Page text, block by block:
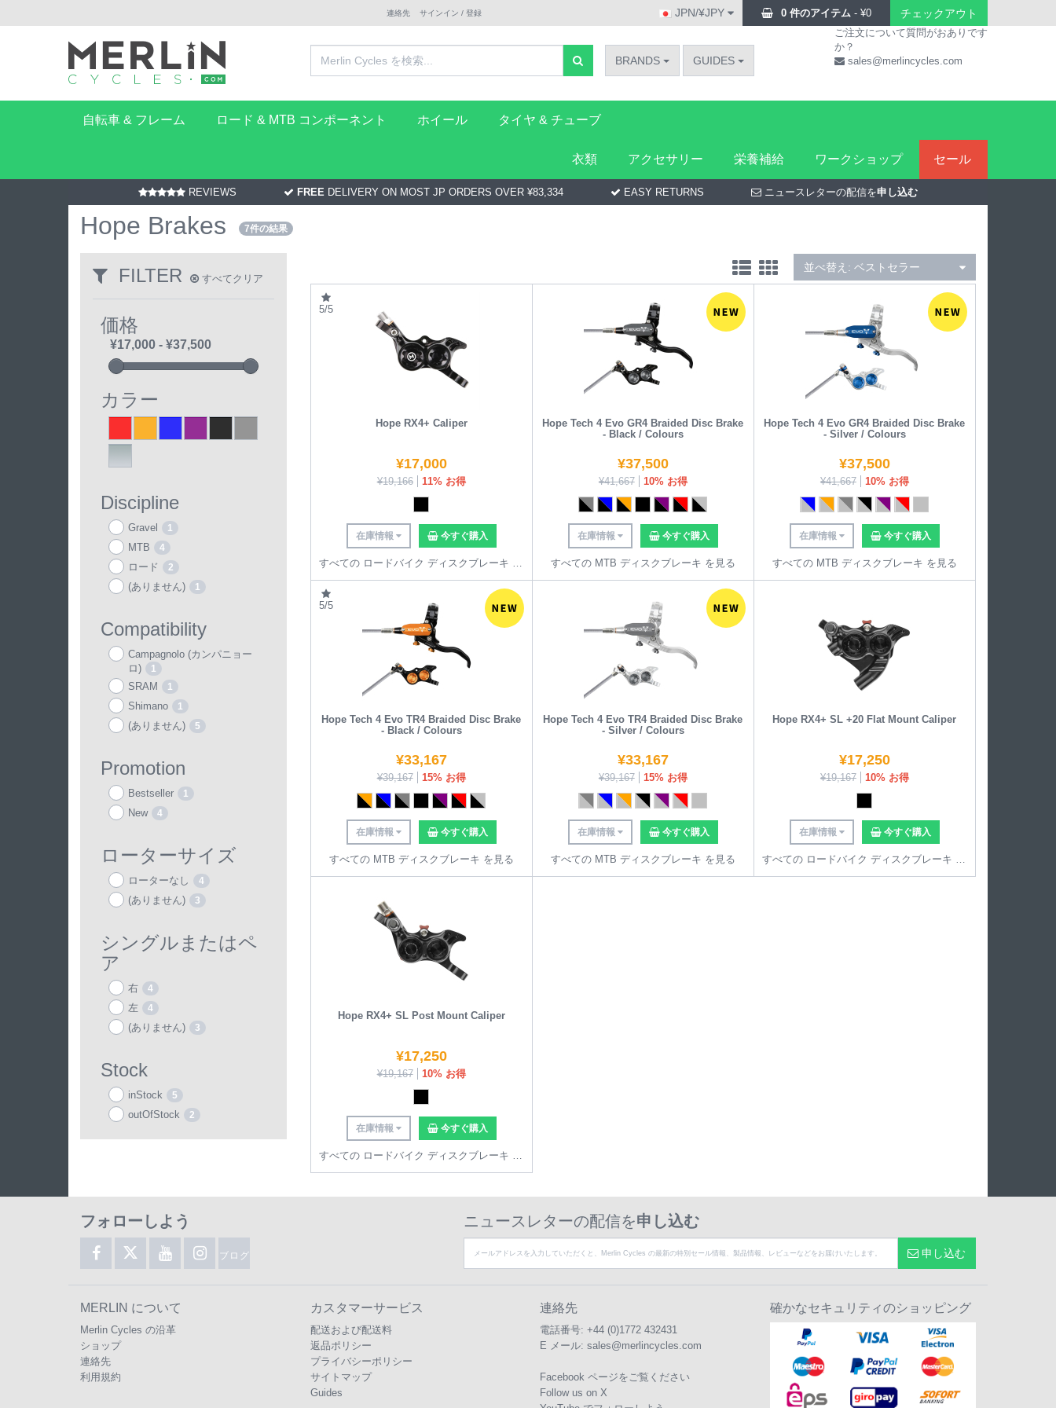
連絡先 サインイン / 登録 0 件のアイテム - ¥0 チェックアウト
JPN/¥JPY
BRANDS GUIDES
ご注文について質問がおありです
か？
sales@merlincycles.com
自転車 & フレーム ロード & MTB コンポーネント ホイール タイヤ & チューブ
衣類 アクセサリー 栄養補給 ワークショップ セール
REVIEWS FREE DELIVERY ON MOST JP ORDERS OVER ¥83,334 EASY RETURNS ニュースレターの配信を申し込む
Hope Brakes 7件の結果
FILTER すべてクリア
価格
カラー
Discipline
Gravel 1
MTB 4
ロード 2
(ありません) 1
Compatibility
Campagnolo (カンパニョー
ロ)
1
SRAM 1
Shimano 1
(ありません) 5
Promotion
Bestseller 1
New 4
ローターサイズ
ローターなし 4
(ありません) 3
シングルまたはペ
ア
右 4
左 4
(ありません) 3
Stock
inStock 5
outOfStock 2
並べ替え: ベストセラー
5/5
Hope RX4+ Caliper
¥17,000
¥19,166 11% お得
在庫情報 今すぐ購入
すべての ロードバイク ディスクブレーキ を見る
Hope Tech 4 Evo GR4 Braided Disc Brake
- Black / Colours
¥37,500
¥41,667 10% お得
在庫情報 今すぐ購入
すべての MTB ディスクブレーキ を見る
Hope Tech 4 Evo GR4 Braided Disc Brake
- Silver / Colours
¥37,500
¥41,667 10% お得
在庫情報 今すぐ購入
すべての MTB ディスクブレーキ を見る
5/5
Hope Tech 4 Evo TR4 Braided Disc Brake
- Black / Colours
¥33,167
¥39,167 15% お得
在庫情報 今すぐ購入
すべての MTB ディスクブレーキ を見る
Hope Tech 4 Evo TR4 Braided Disc Brake
- Silver / Colours
¥33,167
¥39,167 15% お得
在庫情報 今すぐ購入
すべての MTB ディスクブレーキ を見る
Hope RX4+ SL +20 Flat Mount Caliper
¥17,250
¥19,167 10% お得
在庫情報 今すぐ購入
すべての ロードバイク ディスクブレーキ を見る
Hope RX4+ SL Post Mount Caliper
¥17,250
¥19,167 10% お得
在庫情報 今すぐ購入
すべての ロードバイク ディスクブレーキ を見る
フォローしよう
ブログ
ニュースレターの配信を申し込む
申し込む
MERLIN について
Merlin Cycles の沿革
ショップ
連絡先
利用規約
カスタマーサービス
配送および配送料
返品ポリシー
プライバシーポリシー
サイトマップ
Guides
連絡先
電話番号: +44 (0)1772 432431
E メール: sales@merlincycles.com
Facebook ページをご覧ください
Follow us on X
確かなセキュリティのショッピング